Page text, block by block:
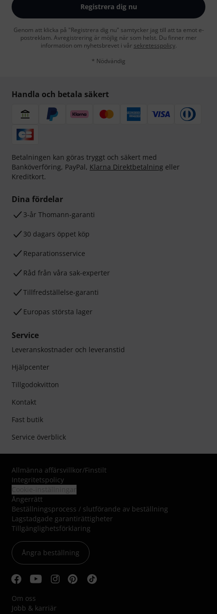
Registrera dig nu
Genom att klicka på "Registrera dig nu" samtycker jag till att ta emot e-
postreklam. Avregistrering är möjlig när som helst. Du finner mer
information om nyhetsbrevet i vår sekretesspolicy.
* Nödvändig
Handla och betala säkert
Betalningen kan göras tryggt och säkert med
Banköverföring, PayPal, Klarna Direktbetalning eller
Kreditkort.
Dina fördelar
3-år Thomann-garanti
30 dagars öppet köp
Reparationsservice
Råd från våra sak-experter
Tillfredställelse-garanti
Europas största lager
Service
Leveranskostnader och leveranstid
Hjälpcenter
Tillgodokvitton
Kontakt
Fast butik
Service överblick
Allmänna affärsvillkor/Finstilt
Integritetspolicy
Ångerrätt
Beställningsprocess / slutförande av beställning
Lagstadgade garantirättigheter
Tillgänglighetsförklaring
Ångra beställning
Om oss
Jobb & karriär